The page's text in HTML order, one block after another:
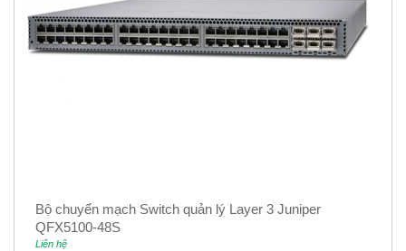
Bộ chuyển mạch Switch quản lý Layer 3 Juniper
QFX5100-48S
Liên hệ